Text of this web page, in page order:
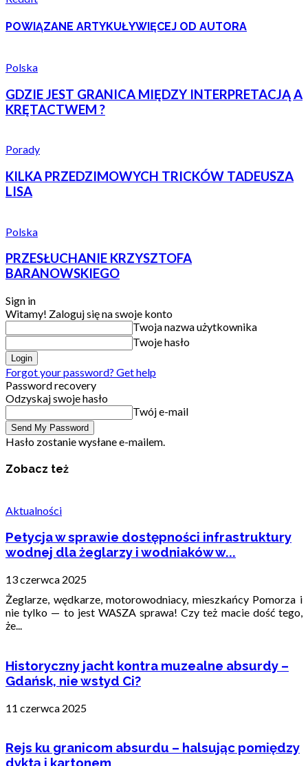
POWIĄZANE ARTYKUŁYWIĘCEJ OD AUTORA
Polska
GDZIE JEST GRANICA MIĘDZY INTERPRETACJĄ A
KRĘTACTWEM ?
Porady
KILKA PRZEDZIMOWYCH TRICKÓW TADEUSZA
LISA
Polska
PRZESŁUCHANIE KRZYSZTOFA
BARANOWSKIEGO
Sign in
Witamy! Zaloguj się na swoje konto
Twoja nazwa użytkownika
Twoje hasło
Forgot your password? Get help
Password recovery
Odzyskaj swoje hasło
Twój e-mail
Hasło zostanie wysłane e-mailem.
Zobacz też
Aktualności
Petycja w sprawie dostępności infrastruktury
wodnej dla żeglarzy i wodniaków w...
13 czerwca 2025
Żeglarze, wędkarze, motorowodniacy, mieszkańcy Pomorza i
nie tylko — to jest WASZA sprawa! Czy też macie dość tego,
że...
Historyczny jacht kontra muzealne absurdy –
Gdańsk, nie wstyd Ci?
11 czerwca 2025
Rejs ku granicom absurdu – halsując pomiędzy
dyktą i kartonem